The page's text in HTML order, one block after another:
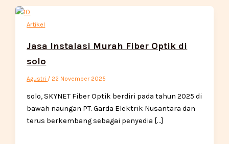
Artikel
Jasa Instalasi Murah Fiber Optik di
solo
Agustri / 22 November 2025
solo, SKYNET Fiber Optik berdiri pada tahun 2025 di
bawah naungan PT. Garda Elektrik Nusantara dan
terus berkembang sebagai penyedia […]